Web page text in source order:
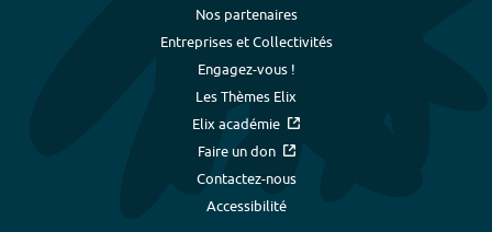
Nos partenaires
Entreprises et Collectivités
Engagez-vous !
Les Thèmes Elix
Elix académie
Faire un don
Contactez-nous
Accessibilité